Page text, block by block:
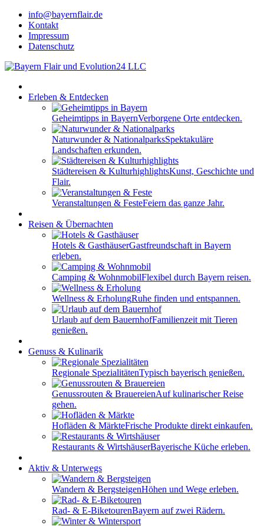
info@bayernflair.de
Kontakt
Impressum
Datenschutz
Erleben & Entdecken
Geheimtipps in BayernVerborgene Orte entdecken.
Naturwunder & NationalparksSpektakuläre
Landschaften erkunden.
Städtereisen & KulturhighlightsKunst, Geschichte und
Flair.
Veranstaltungen & FesteFeiern das ganze Jahr.
Reisen & Übernachten
Hotels & GasthäuserGastfreundschaft in Bayern
erleben.
Camping & WohnmobilFlexibel durch Bayern reisen.
Wellness & ErholungRuhe finden und entspannen.
Urlaub auf dem BauernhofFamilienzeit mit Tieren
genießen.
Genuss & Kulinarik
Regionale SpezialitätenTypisch bayerisch genießen.
Genussrouten & BrauereienAuf kulinarischer Reise
gehen.
Hofläden & MärkteFrische Produkte direkt einkaufen.
Restaurants & WirtshäuserBayerische Küche erleben.
Aktiv & Unterwegs
Wandern & BergsteigenHöhen und Wege erleben.
Rad- & E-BiketourenBayern auf zwei Rädern.